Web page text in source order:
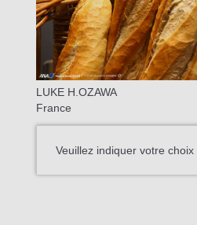
LUKE H.OZAWA
France
Veuillez indiquer votre choix